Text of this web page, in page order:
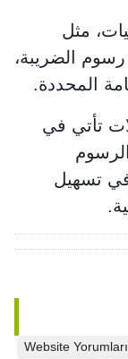
مثل
الضريبة،
المحددة.
تأتي في
تسهيل